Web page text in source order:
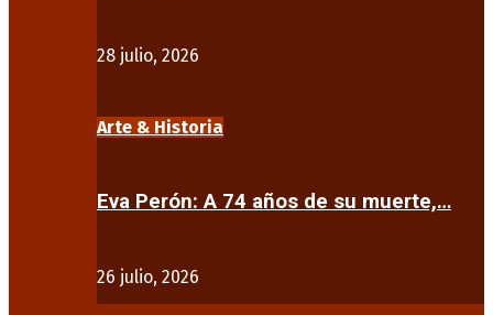
28 julio, 2026
Arte & Historia
Eva Perón: A 74 años de su muerte,…
26 julio, 2026